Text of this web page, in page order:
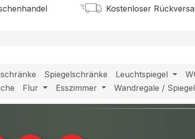
Kostenloser
Spiegelschränke Leuchtspiegel
Flur Esszimmer Wandregale / Spiegel